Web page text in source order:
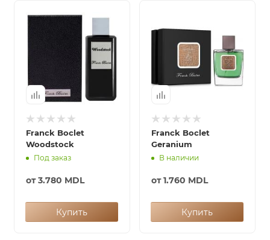
Franck Boclet
Woodstock
Под заказ
от3.780 MDL
Купить
Franck Boclet
Geranium
В наличии
от1.760 MDL
Купить